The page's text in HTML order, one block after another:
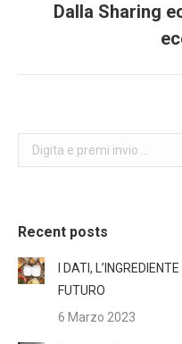
Dalla Sharing
Search:
Recent posts
I DATI,
FUTURO
6 Marzo 2023